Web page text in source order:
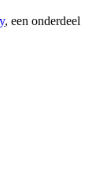
, een onderdeel